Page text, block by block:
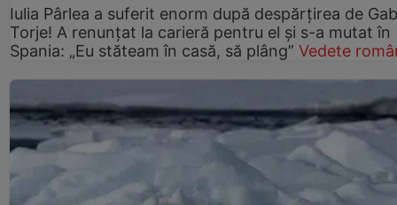
Iulia Pârlea a suferit enorm după despărțirea de
Torje! A renunțat la carieră pentru el și s-a mutat în
Spania: „Eu stăteam în casă, să plâng” Vedete